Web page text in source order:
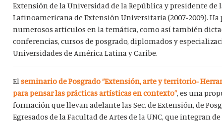
Extensión de la Universidad de la República y presidente de
Latinoamericana de Extensión Universitaria (2007-2009).
numerosos artículos en la temática, como así también
conferencias, cursos de posgrado, diplomados y
Universidades de América Latina y Caribe.
Elseminario de Posgrado “Extensión, arte y territorio-
para pensar las prácticas artísticas en contexto”, es una
formación que llevan adelante las Sec. de Extensión, de
Egresados de la Facultad de Artes de la UNC, que integran